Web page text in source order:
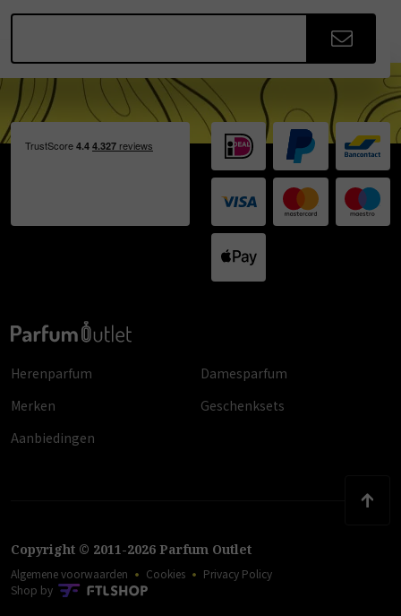
Herenparfum
Damesparfum
Merken
Geschenksets
Aanbiedingen
Copyright © 2011-2026 Parfum Outlet
Algemene voorwaarden Cookies
Privacy Policy
Shop by